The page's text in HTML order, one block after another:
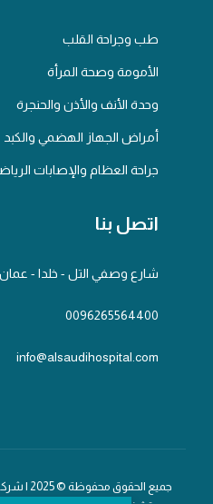
طب وجراحة القلب
الأمومة وصحة المرأة
وحدة الأنف والأذن والحنجرة
أمراض الجهاز الهضمي والكبد
جراحة العظام والإصابات
اتصل بنا
شارع وصفي التل - خلدا - عمان
0096265564400
info@alsaudihospital.com
جميع